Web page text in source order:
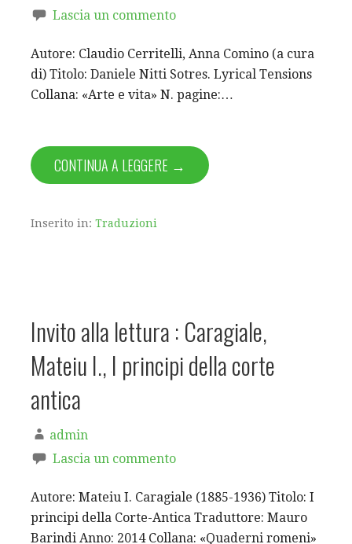
Lascia un commento
Autore: Claudio Cerritelli, Anna Comino (a cura
di) Titolo: Daniele Nitti Sotres. Lyrical Tensions
Collana: «Arte e vita» N. pagine:…
CONTINUA A LEGGERE →
Inserito in: Traduzioni
Invito alla lettura : Caragiale,
Mateiu I., I principi della corte
antica
admin
Lascia un commento
Autore: Mateiu I. Caragiale (1885-1936) Titolo: I
principi della Corte-Antica Traduttore: Mauro
Barindi Anno: 2014 Collana: «Quaderni romeni»